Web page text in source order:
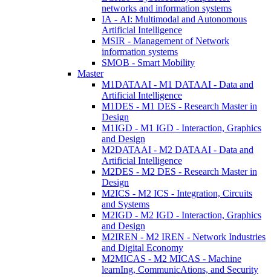
networks and information systems
IA - AI: Multimodal and Autonomous
Artificial Intelligence
MSIR - Management of Network
information systems
SMOB - Smart Mobility
Master
M1DATAAI - M1 DATAAI - Data and
Artificial Intelligence
M1DES - M1 DES - Research Master in
Design
M1IGD - M1 IGD - Interaction, Graphics
and Design
M2DATAAI - M2 DATAAI - Data and
Artificial Intelligence
M2DES - M2 DES - Research Master in
Design
M2ICS - M2 ICS - Integration, Circuits
and Systems
M2IGD - M2 IGD - Interaction, Graphics
and Design
M2IREN - M2 IREN - Network Industries
and Digital Economy
M2MICAS - M2 MICAS - Machine
learnIng, CommunicAtions, and Security